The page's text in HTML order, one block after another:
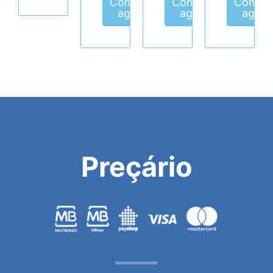
agora
agora
agora
Preçário